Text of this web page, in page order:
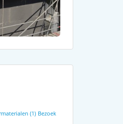
(1) Bezoek